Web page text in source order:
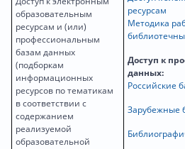
образовательным
ресурсам и (или)
профессиональным
базам данных
(подборкам
информационных
ресурсов по тематикам
в соответствии с
содержанием
реализуемой
образовательной
ресурсам
Методика
Доступ к
данных:
Российские
Зарубежные